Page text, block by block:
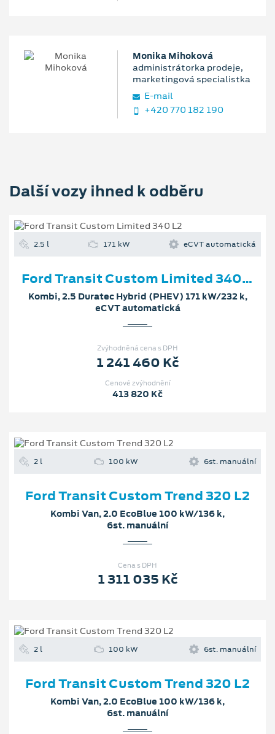
Monika Mihoková
administrátorka prodeje,
marketingová specialistka
E‑mail
+420 770 182 190
Další vozy ihned k odběru
2.5 l 171 kW eCVT automatická
Ford Transit Custom Limited 340 L2
Kombi, 2.5 Duratec Hybrid (PHEV) 171 kW/232 k,
eCVT automatická
Zvýhodněná cena s DPH
1 241 460 Kč
Cenové zvýhodnění
413 820 Kč
2 l 100 kW 6st. manuální
Ford Transit Custom Trend 320 L2
Kombi Van, 2.0 EcoBlue 100 kW/136 k,
6st. manuální
Cena s DPH
1 311 035 Kč
2 l 100 kW 6st. manuální
Ford Transit Custom Trend 320 L2
Kombi Van, 2.0 EcoBlue 100 kW/136 k,
6st. manuální